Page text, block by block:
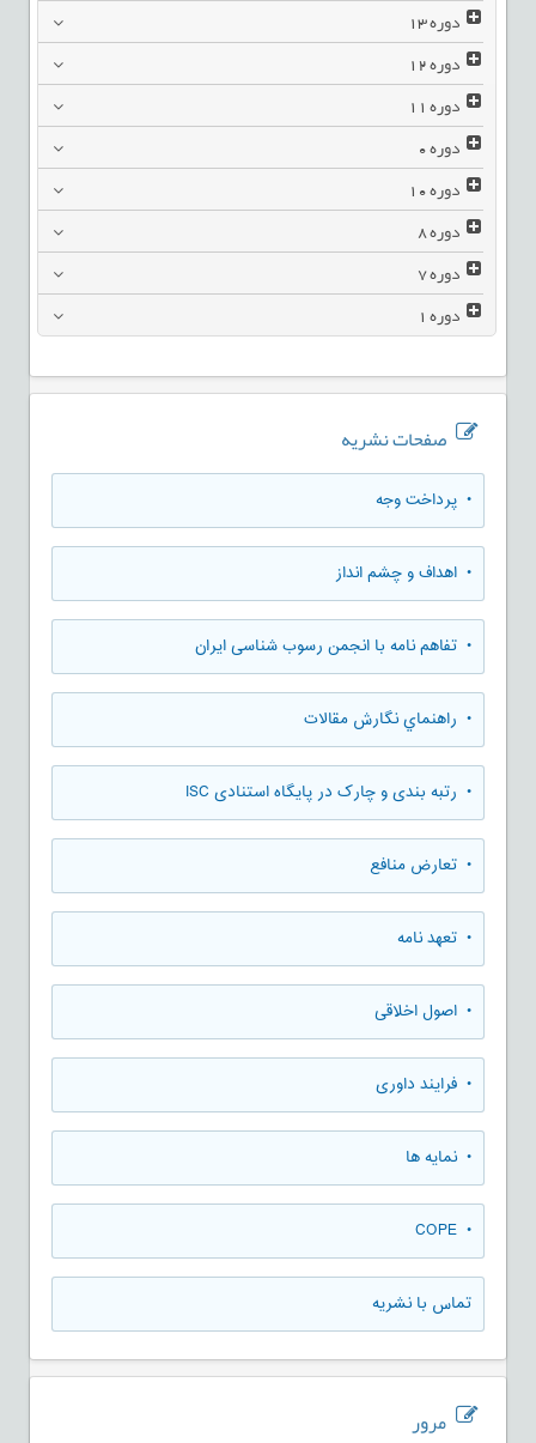
دوره13
دوره12
دوره11
دوره0
دوره10
دوره8
دوره7
دوره1
صفحات نشریه
• پرداخت وجه
• اهداف و چشم انداز
• تفاهم نامه با انجمن رسوب شناسی ایران
• راهنماي نگارش مقالات
• رتبه بندی و چارک در پایگاه استنادی ISC
• تعارض منافع
• تعهد نامه
• اصول اخلاقی
• فرایند داوری
• نمایه ها
• COPE
تماس با نشریه
مرور